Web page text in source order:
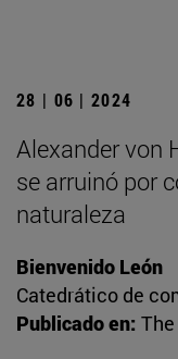
28 | 06 | 2024
Alexander von
se arruinó por
naturaleza
Bienvenido León
Catedrático de
Publicado en: